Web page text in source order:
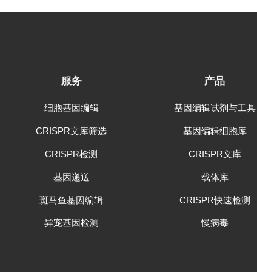
服务
细胞基因编辑
CRISPR文库筛选
CRISPR检测
基因递送
斑马鱼基因编辑
异宠基因检测
产品
基因编辑试剂与工具
基因编辑细胞库
CRISPR文库
载体库
CRISPR快速检测
慢病毒